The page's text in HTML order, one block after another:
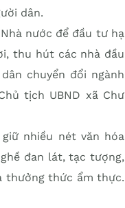
dân.
nước để đầu tư hạ
thu hút các nhà đầu
chuyển đổi ngành
tịch UBND xã Chư
nhiều nét văn hóa
đan lát, tạc tượng,
thưởng thức ẩm thực.